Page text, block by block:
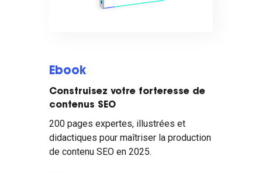
Ebook
Construisez votre forteresse de
contenus SEO
200 pages expertes, illustrées et
didactiques pour maîtriser la production
de contenu SEO en 2025.